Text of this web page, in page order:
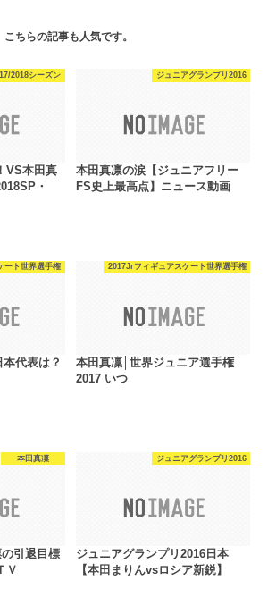
こちらの記事も人気です。
2018シーズン
VS本田真
・
ジュニアグランプリ2016
本田真凛の涙【ジュニアフリー
FS史上最高点】ニュース動画
ート世界選手権
代表は？
2017Jrフィギュアスケート世界選手権
本田真凜│世界ジュニア選手権
2017 いつ
本田真凜
引退目標
Ｖ
ジュニアグランプリ2016
ジュニアグランプリ2016日本
【本田まりんvsロシア新鋭】